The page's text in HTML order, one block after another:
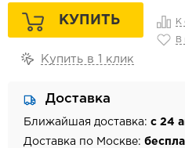
КУПИТЬ К
В
Купить в 1 клик
Доставка
Ближайшая доставка: с 24
Доставка по Москве: